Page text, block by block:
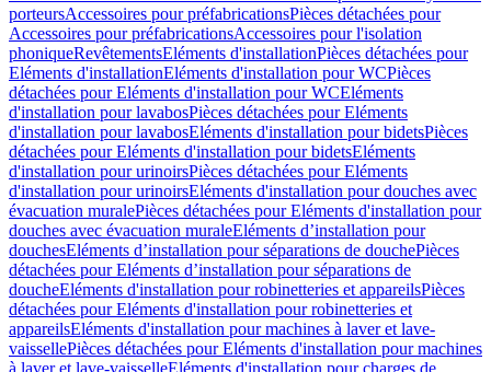
porteursAccessoires pour préfabricationsPièces détachées pour
Accessoires pour préfabricationsAccessoires pour l'isolation
phoniqueRevêtementsEléments d'installationPièces détachées pour
Eléments d'installationEléments d'installation pour WCPièces
détachées pour Eléments d'installation pour WCEléments
d'installation pour lavabosPièces détachées pour Eléments
d'installation pour lavabosEléments d'installation pour bidetsPièces
détachées pour Eléments d'installation pour bidetsEléments
d'installation pour urinoirsPièces détachées pour Eléments
d'installation pour urinoirsEléments d'installation pour douches avec
évacuation muralePièces détachées pour Eléments d'installation pour
douches avec évacuation muraleEléments d’installation pour
douchesEléments d’installation pour séparations de douchePièces
détachées pour Eléments d’installation pour séparations de
doucheEléments d'installation pour robinetteries et appareilsPièces
détachées pour Eléments d'installation pour robinetteries et
appareilsEléments d'installation pour machines à laver et lave-
vaissellePièces détachées pour Eléments d'installation pour machines
à laver et lave-vaisselleEléments d'installation pour charges de